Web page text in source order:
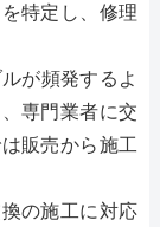
特定し、修理
が頻発するよ
専門業者に交
販売から施工
の施工に対応